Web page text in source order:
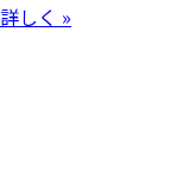
詳しく »